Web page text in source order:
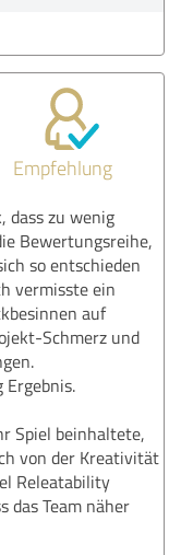
Empfehlung
dass zu wenig
Bewertungsreihe,
so entschieden
vermisste ein
auf
Schmerz und
Spiel beinhaltete,
von der Kreativität
Releatability
das Team näher